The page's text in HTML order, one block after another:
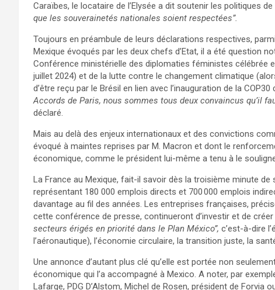
Caraïbes, le locataire de l’Elysée a dit soutenir les politiques
que les souverainetés nationales soient respectées”.
Toujours en préambule de leurs déclarations respectives,
Mexique évoqués par les deux chefs d’Etat, il a été question
Conférence ministérielle des diplomaties féministes célébrée
juillet 2024) et de la lutte contre le changement climatique
d’être reçu par le Brésil en lien avec l’inauguration de la COP30
Accords de Paris, nous sommes tous deux convaincus qu’il
déclaré.
Mais au delà des enjeux internationaux et des convictions
évoqué à maintes reprises par M. Macron et dont le
économique, comme le président lui-même a tenu à le
La France au Mexique, fait-il savoir dès la troisième minute de
représentant 180 000 emplois directs et 700 000 emplois
davantage au fil des années. Les entreprises françaises,
cette conférence de presse, continueront d’investir et de
secteurs érigés en priorité dans le Plan México”, c’est-à-dire
l’aéronautique), l’économie circulaire, la transition juste, la
Une annonce d’autant plus clé qu’elle est portée non
économique qui l’a accompagné à Mexico. A noter, par
Lafarge, PDG D’Alstom, Michel de Rosen, président de